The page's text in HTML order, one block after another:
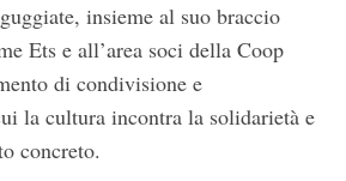
insieme al suo braccio
Ets e all’area soci della Coop
di condivisione e
la cultura incontra la solidarietà e
concreto.